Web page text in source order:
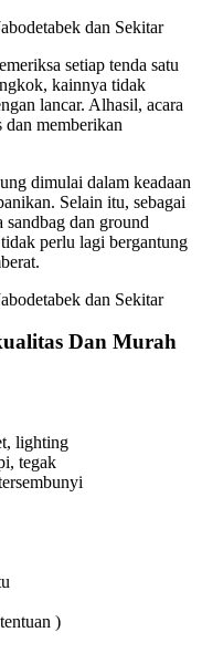
setiap tenda satu
kainnya tidak
lancar. Alhasil, acara
dan memberikan
dimulai dalam keadaan
Selain itu, sebagai
dan ground
perlu lagi bergantung
Dan Murah
lighting
tegak
)